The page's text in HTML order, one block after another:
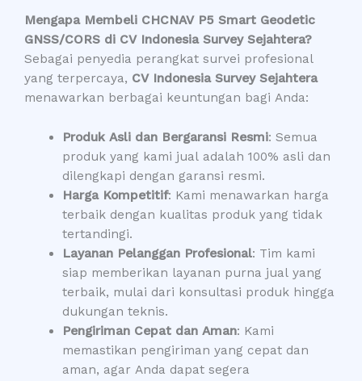
Mengapa Membeli CHCNAV P5 Smart Geodetic
GNSS/CORS di CV Indonesia Survey Sejahtera?
Sebagai penyedia perangkat survei profesional
yang terpercaya, CV Indonesia Survey Sejahtera
menawarkan berbagai keuntungan bagi Anda:
Produk Asli dan Bergaransi Resmi: Semua
produk yang kami jual adalah 100% asli dan
dilengkapi dengan garansi resmi.
Harga Kompetitif: Kami menawarkan harga
terbaik dengan kualitas produk yang tidak
tertandingi.
Layanan Pelanggan Profesional: Tim kami
siap memberikan layanan purna jual yang
terbaik, mulai dari konsultasi produk hingga
dukungan teknis.
Pengiriman Cepat dan Aman: Kami
memastikan pengiriman yang cepat dan
aman, agar Anda dapat segera